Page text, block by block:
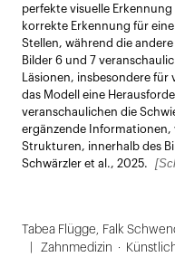
perfekte visuelle
korrekte Erkennung für
Stellen, während die
Bilder 6 und 7
Läsionen, insbesondere
das Modell eine
veranschaulichen die
ergänzende Informationen,
Strukturen, innerhalb des
Schwärzler et al., 2025.
Tabea Flügge Falk
Zahnmedizin